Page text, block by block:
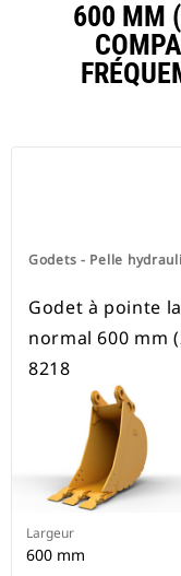
600 MM
Godets - Pelle
Godet à pointe
normal 600 mm
8218
Largeur
600 mm